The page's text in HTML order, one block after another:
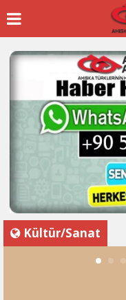
Kültür/Sanat